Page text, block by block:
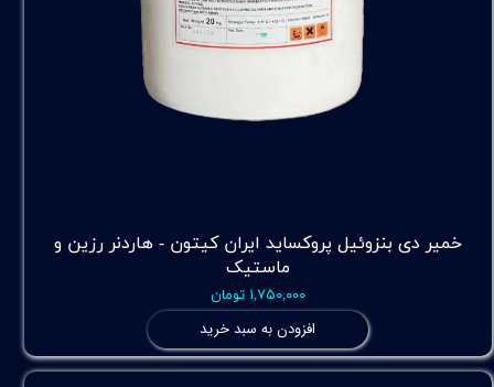
خمیر دی بنزوئیل پروکساید ایران کیتون - هاردنر رزین و
ماستیک
۱,۷۵۰,۰۰۰ تومان
افزودن به سبد خرید